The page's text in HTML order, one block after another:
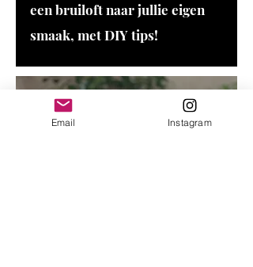
een bruiloft naar jullie eigen
smaak, met DIY tips!
Email Instagram